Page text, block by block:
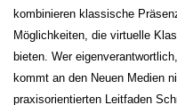
kombinieren klassische
Möglichkeiten, die virtuelle
bieten. Wer
kommt an den Neuen Medien
praxisorientierten Leitfaden